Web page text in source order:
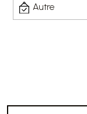
Autre